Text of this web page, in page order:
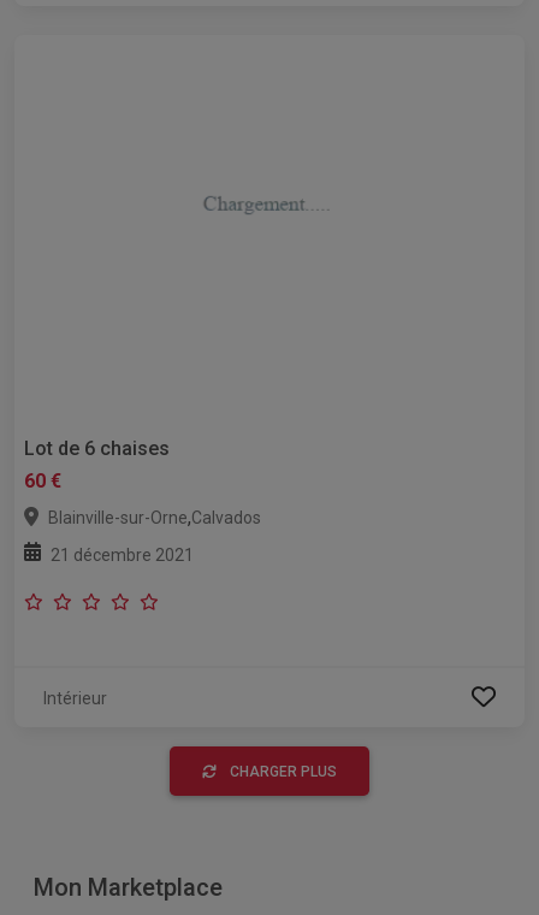
Lot de 6 chaises
60 €
Blainville-sur-Orne,Calvados
21 décembre 2021
Intérieur
CHARGER PLUS
Mon Marketplace